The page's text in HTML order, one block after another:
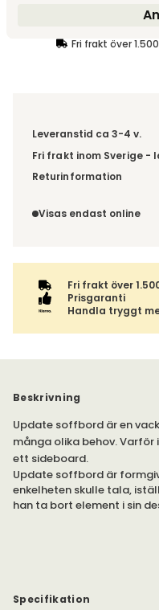
Fri frakt över
Leveranstid ca 3-4 v.
Fri frakt inom Sverige -
Denna vara skickas till
ordern tillsammans.
Returinformation
inte av ångerrätten.
Visas endast online
Fri frakt över
Prisgaranti
Handla tryggt
Beskrivning
Update soffbord är en
många olika behov.
ett sideboard.
Update soffbord är
enkelheten skulle tala,
han ta bort element i sin
Specifikation